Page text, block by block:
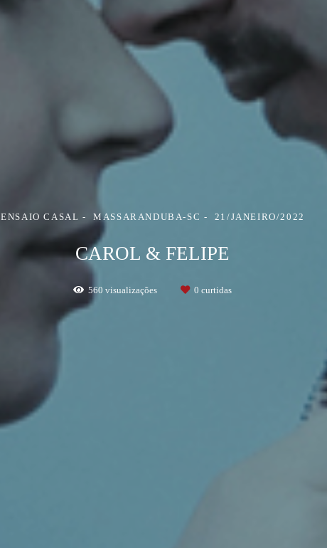
ENSAIO CASAL MASSARANDUBA-SC 21/JANEIRO/2022
CAROL & FELIPE
560 visualizações 0 curtidas